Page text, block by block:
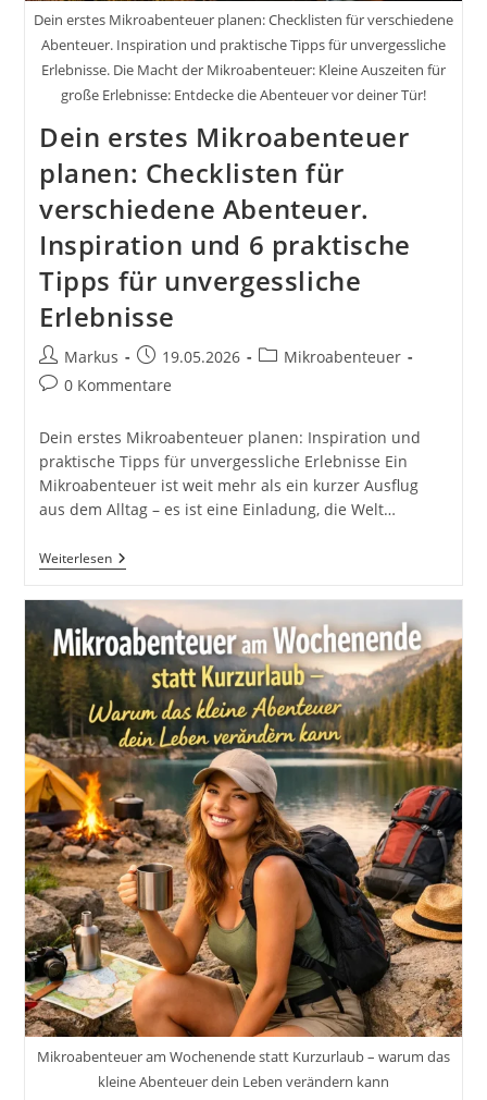
Dein erstes Mikroabenteuer planen: Checklisten für verschiedene
Abenteuer. Inspiration und praktische Tipps für unvergessliche
Erlebnisse. Die Macht der Mikroabenteuer: Kleine Auszeiten für
große Erlebnisse: Entdecke die Abenteuer vor deiner Tür!
Dein erstes Mikroabenteuer
planen: Checklisten für
verschiedene Abenteuer.
Inspiration und 6 praktische
Tipps für unvergessliche
Erlebnisse
Beitrags-
Autor:
Markus
Beitrag
veröffentlicht:
19.05.2026
Beitrags-
Mikroabenteuer
Beitrags-
0 Kommentare
Dein erstes Mikroabenteuer planen: Inspiration und
praktische Tipps für unvergessliche Erlebnisse Ein
Mikroabenteuer ist weit mehr als ein kurzer Ausflug
aus dem Alltag – es ist eine Einladung, die Welt…
WeiterlesenDein
Erstes
Planen:
Checklisten
Für
Verschiedene
Abenteuer.
Inspiration
Und
Praktische
Tipps
Für
Unvergessliche
Erlebnisse
Mikroabenteuer am Wochenende statt Kurzurlaub – warum das
kleine Abenteuer dein Leben verändern kann